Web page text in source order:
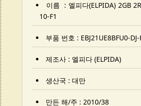
이름 : 엘피다(ELPIDA) 2GB
10-F1
부품 번호 : EBJ21UE8BFU0-DJ-
제조사 : 엘피다 (ELPIDA)
생산국 : 대만
만든 해/주 : 2010/38